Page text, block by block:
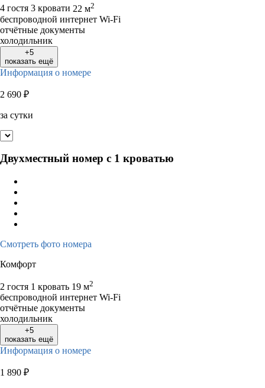
4 гостя 3 кровати 22 м2
беспроводной интернет Wi-Fi
отчётные документы
холодильник
+5
показать ещё
Информация о номере
2 690 ₽
за сутки
Двухместный номер с 1 кроватью
Смотреть фото номера
Комфорт
2 гостя 1 кровать 19 м2
беспроводной интернет Wi-Fi
отчётные документы
холодильник
+5
показать ещё
Информация о номере
1 890 ₽